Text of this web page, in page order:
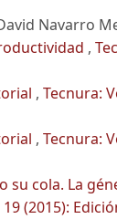
Navarro
,
, Tecnura:
, Tecnura:
su cola. La
(2015):